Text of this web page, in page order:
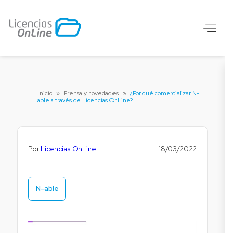
Inicio » Prensa y novedades » ¿Por qué comercializar N-
able a través de Licencias OnLine?
Por Licencias OnLine 18/03/2022
N-able